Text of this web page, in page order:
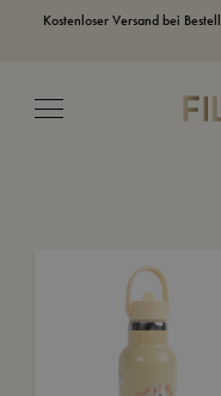
Kostenloser Versand bei